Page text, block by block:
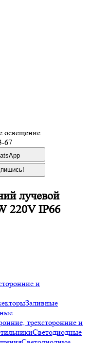
освещение
67
лучевой
220V IP66
и
Заливные
трехсторонние и
Светодиодные